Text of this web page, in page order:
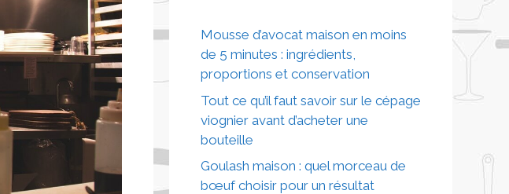
Mousse d’avocat maison en moins
de 5 minutes : ingrédients,
proportions et conservation
Tout ce qu’il faut savoir sur le cépage
viognier avant d’acheter une
bouteille
Goulash maison : quel morceau de
bœuf choisir pour un résultat